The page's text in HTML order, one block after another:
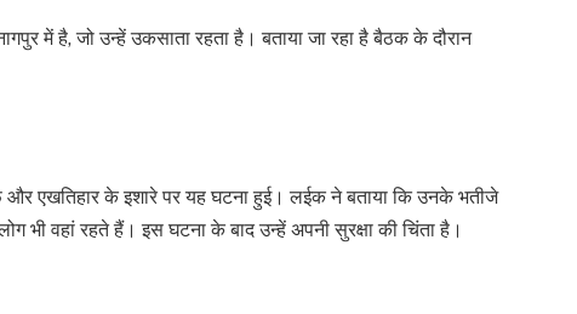
में है, जो उन्हें उकसाता रहता है। बताया जा रहा है बैठक के दौरान
और एखतिहार के इशारे पर यह घटना हुई। लईक ने बताया कि उनके भतीजे
भी वहां रहते हैं। इस घटना के बाद उन्हें अपनी सुरक्षा की चिंता है।